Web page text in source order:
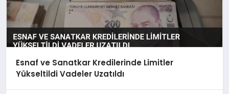
Esnaf ve Sanatkar Kredilerinde Limitler
Yükseltildi Vadeler Uzatıldı